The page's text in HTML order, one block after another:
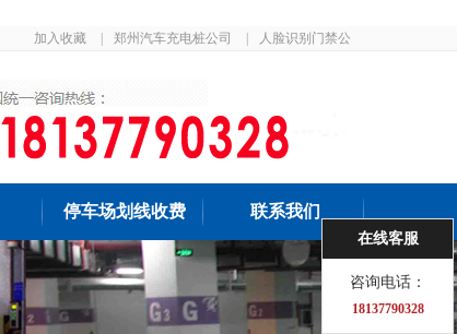
加入收藏 郑州汽车充电桩公司
人脸识别门禁公
停车场划线收费 联系我们
在线客服
咨询电话：
18137790328